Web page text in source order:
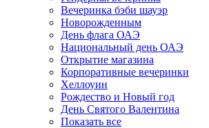
Вечеринка бэби шауэр
Новорожденным
День флага ОАЭ
Национальный день ОАЭ
Открытие магазина
Корпоративные вечеринки
Хеллоуин
Рождество и Новый год
День Святого Валентина
Показать все